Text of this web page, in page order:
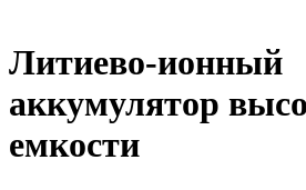
Литиево-ионный
аккумулятор
емкости